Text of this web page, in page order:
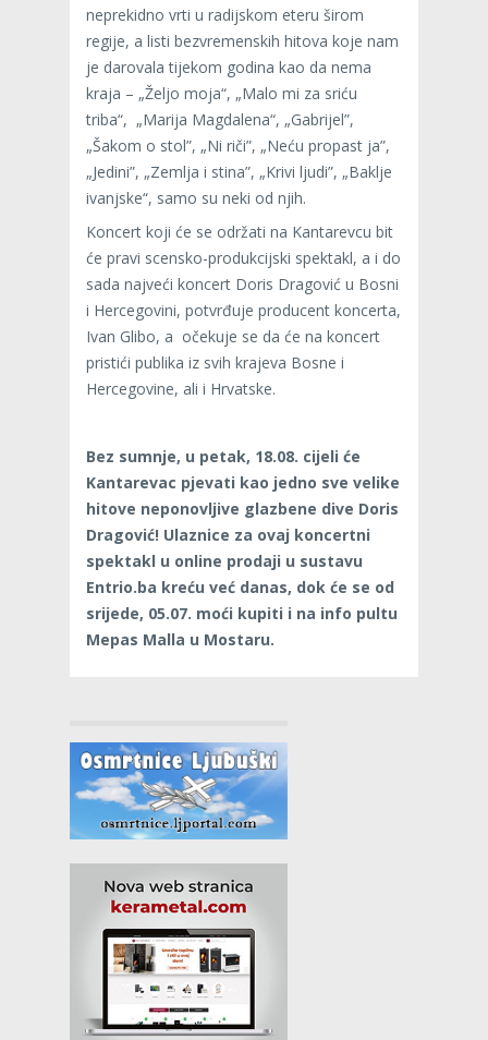
neprekidno vrti u radijskom eteru širom
regije, a listi bezvremenskih hitova koje nam
je darovala tijekom godina kao da nema
kraja – „Željo moja“, „Malo mi za sriću
triba“, „Marija Magdalena“, „Gabrijel”,
„Šakom o stol”, „Ni riči”, „Neću propast ja”,
„Jedini”, „Zemlja i stina”, „Krivi ljudi”, „Baklje
ivanjske“, samo su neki od njih.
Koncert koji će se održati na Kantarevcu bit
će pravi scensko-produkcijski spektakl, a i do
sada najveći koncert Doris Dragović u Bosni
i Hercegovini, potvrđuje producent koncerta,
Ivan Glibo, a očekuje se da će na koncert
pristići publika iz svih krajeva Bosne i
Hercegovine, ali i Hrvatske.
Bez sumnje, u petak, 18.08. cijeli će
Kantarevac pjevati kao jedno sve velike
hitove neponovljive glazbene dive Doris
Dragović! Ulaznice za ovaj koncertni
spektakl u online prodaji u sustavu
Entrio.ba kreću već danas, dok će se od
srijede, 05.07. moći kupiti i na info pultu
Mepas Malla u Mostaru.